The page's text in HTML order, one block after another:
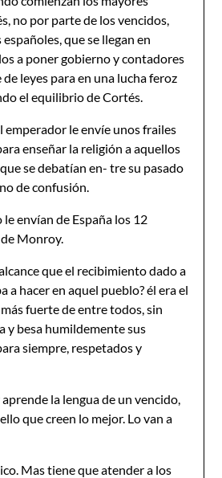
no por parte de los vencidos,
que se llegan en
a poner gobierno y contadores
leyes para en una lucha feroz
el equilibrio de Cortés.
emperador le envíe unos frailes
enseñar la religión a aquellos
se debatían en- tre su pasado
de confusión.
envían de España los 12
Monroy.
que el recibimiento dado a
a hacer en aquel pueblo? él era el
fuerte de entre todos, sin
y besa humildemente sus
siempre, respetados y
la lengua de un vencido,
que creen lo mejor. Lo van a
Mas tiene que atender a los